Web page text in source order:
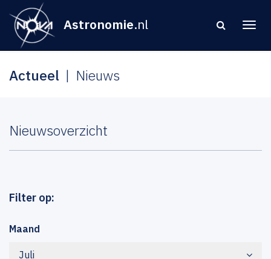
Astronomie.nl
Actueel Nieuws
Nieuwsoverzicht
Filter op:
Maand
Juli